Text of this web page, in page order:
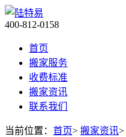
400-812-0158
首页
搬家服务
收费标准
搬家资讯
联系我们
当前位置： 首页> 搬家资讯>